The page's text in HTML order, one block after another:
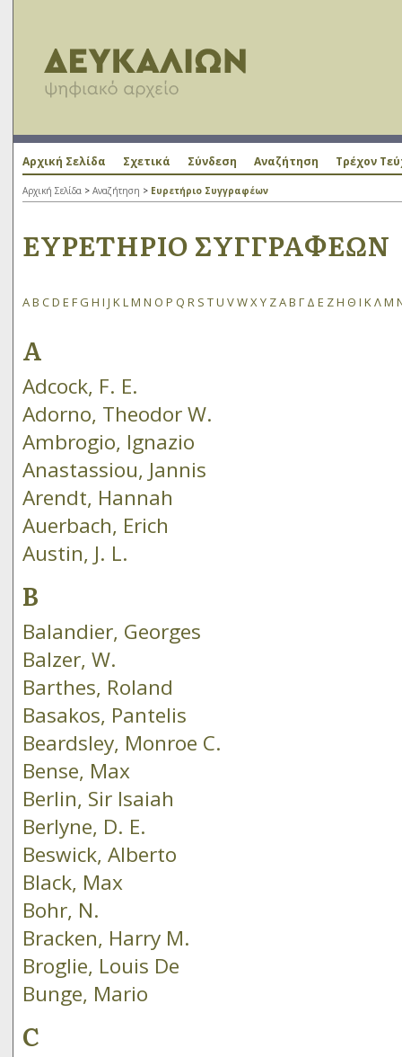
Αρχική Σελίδα Σχετικά Σύνδεση Αναζήτηση Τρέχον
Αρχική Σελίδα > Αναζήτηση > Ευρετήριο Συγγραφέων
ΕΥΡΕΤΉΡΙΟ ΣΥΓΓΡΑΦΈΩΝ
AB CD E FG H I J KLM N O P Q R S TU VWXY ZΑΒ Γ Δ Ε ΖΗ Θ Ι ΚΛΜ
A
Adcock, F. E.
Adorno, Theodor W.
Ambrogio, Ignazio
Anastassiou, Jannis
Arendt, Hannah
Auerbach, Erich
Austin, J. L.
B
Balandier, Georges
Balzer, W.
Barthes, Roland
Basakos, Pantelis
Beardsley, Monroe C.
Bense, Max
Berlin, Sir Isaiah
Berlyne, D. E.
Beswick, Alberto
Black, Max
Bohr, N.
Bracken, Harry M.
Broglie, Louis De
Bunge, Mario
C